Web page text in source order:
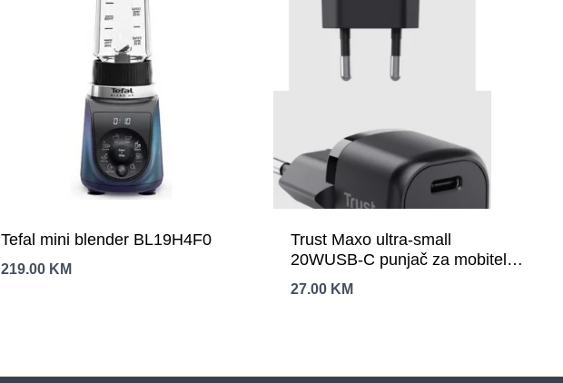
Tefal mini blender BL19H4F0
219.00 KM
Trust Maxo ultra-small
20WUSB-C punjač za mobitele
itablete
27.00 KM